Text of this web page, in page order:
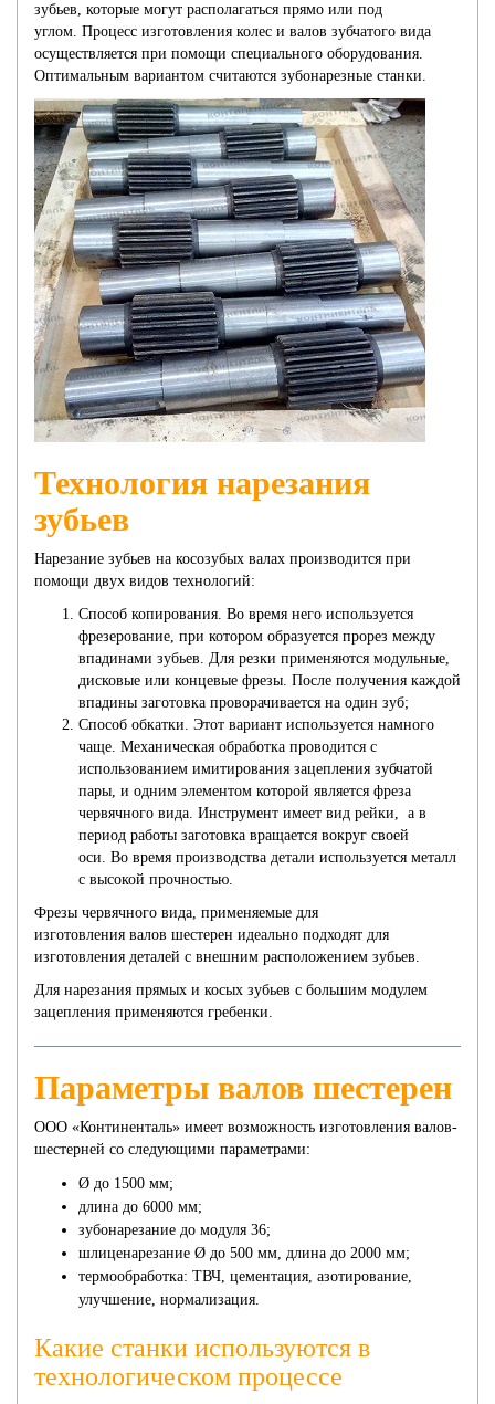
зубьев, которые могут располагаться прямо или под
углом. Процесс изготовления колес и валов зубчатого вида
осуществляется при помощи специального оборудования.
Оптимальным вариантом считаются зубонарезные станки.
Технология нарезания
зубьев
Нарезание зубьев на косозубых валах производится при
помощи двух видов технологий:
Способ копирования. Во время него используется
фрезерование, при котором образуется прорез между
впадинами зубьев. Для резки применяются модульные,
дисковые или концевые фрезы. После получения каждой
впадины заготовка проворачивается на один зуб;
Способ обкатки. Этот вариант используется намного
чаще. Механическая обработка проводится с
использованием имитирования зацепления зубчатой
пары, и одним элементом которой является фреза
червячного вида. Инструмент имеет вид рейки, а в
период работы заготовка вращается вокруг своей
оси. Во время производства детали используется металл
с высокой прочностью.
Фрезы червячного вида, применяемые для
изготовления валов шестерен идеально подходят для
изготовления деталей с внешним расположением зубьев.
Для нарезания прямых и косых зубьев с большим модулем
зацепления применяются гребенки.
Параметры валов шестерен
ООО «Континенталь» имеет возможность изготовления валов-
шестерней со следующими параметрами:
Ø до 1500 мм;
длина до 6000 мм;
зубонарезание до модуля 36;
шлиценарезание Ø до 500 мм, длина до 2000 мм;
термообработка: ТВЧ, цементация, азотирование,
улучшение, нормализация.
Какие станки используются в
технологическом процессе